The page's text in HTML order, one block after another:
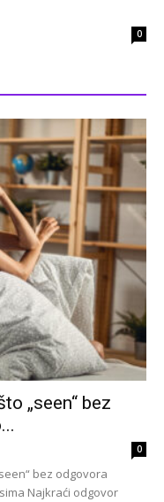
0
„seen“ bez
0
bez odgovora
Najkraći odgovor